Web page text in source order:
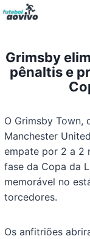
Pular
para
Conteúdo
Grimsby
pênaltis e
O Grimsby Town,
Manchester
empate por 2 a 2
fase da Copa da
memorável no
torcedores.
Os anfitriões